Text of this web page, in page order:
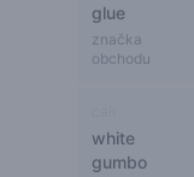
glue
značka
obchodu
white
gumbo